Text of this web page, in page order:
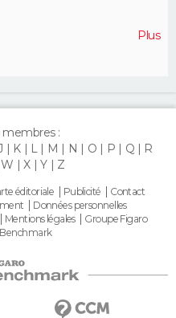
Plus
membres :
K L M N O P Q
R
W X Y Z
éditoriale Publicité
Contact
Données personnelles
Mentions légales
Groupe Figaro